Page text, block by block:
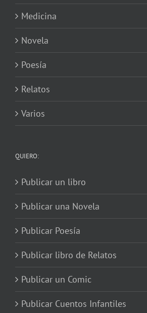
Medicina
Novela
Poesía
Relatos
Varios
QUIERO:
Publicar un libro
Publicar una Novela
Publicar Poesía
Publicar libro de Relatos
Publicar un Comic
Publicar Cuentos Infantiles